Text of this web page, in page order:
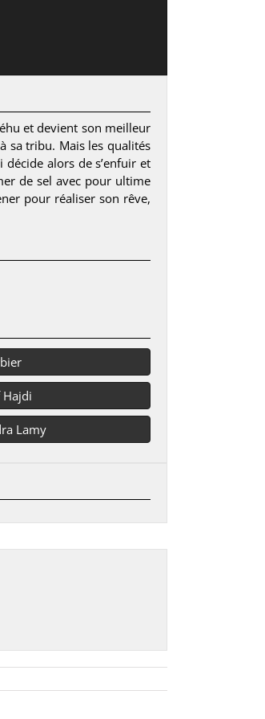
et devient son meilleur
sa tribu. Mais les qualités
alors de s’enfuir et
de sel avec pour ultime
pour réaliser son rêve,
Hajdi
Lamy